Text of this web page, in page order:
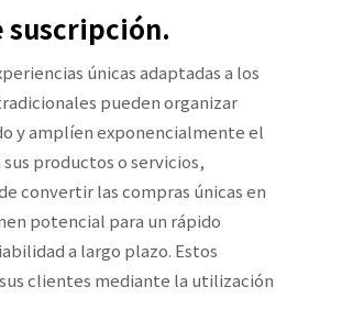
suscripción.
únicas adaptadas a los
pueden organizar
y amplíen exponencialmente el
productos o servicios,
convertir las compras únicas en
potencial para un rápido
a largo plazo. Estos
clientes mediante la utilización